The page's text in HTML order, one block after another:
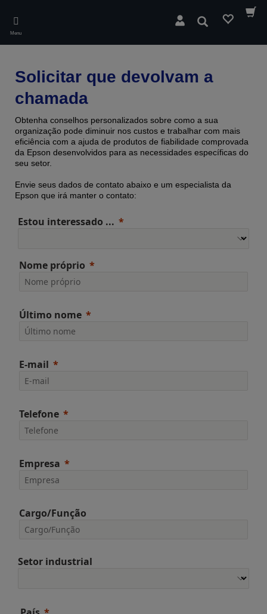
main
content
Menu
Pesquisar
Solicitar que devolvam a
chamada
Obtenha conselhos personalizados sobre como a sua
organização pode diminuir nos custos e trabalhar com mais
eficiência com a ajuda de produtos de fiabilidade comprovada ​​
da Epson desenvolvidos para as necessidades específicas do
seu setor.
Envie seus dados de contato abaixo e um especialista da
Epson que irá manter o contato:
Estou interessado ...
Nome próprio
Último nome
E-mail
Telefone
Empresa
Cargo/Função
Setor industrial